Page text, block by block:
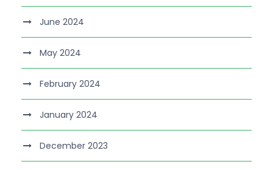
June 2024
May 2024
February 2024
January 2024
December 2023